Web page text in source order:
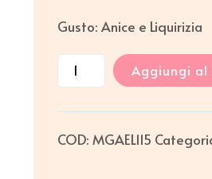
Gusto: Anice e Liquirizia
Aggiungi al
COD: MGAEL115